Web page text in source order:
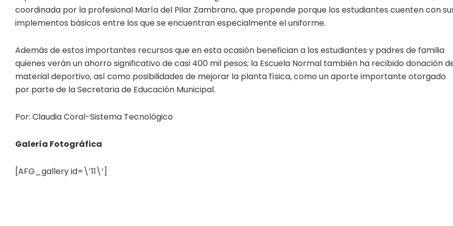
coordinada por la profesional María del Pilar Zambrano, que propende porque los estudiantes cuenten con
implementos básicos entre los que se encuentran especialmente el uniforme.
Además de estos importantes recursos que en esta ocasión benefician a los estudiantes y padres de familia
quienes verán un ahorro significativo de casi 400 mil pesos; la Escuela Normal también ha recibido donación
material deportivo, así como posibilidades de mejorar la planta física, como un aporte importante otorgado
por parte de la Secretaria de Educación Municipal.
Por: Claudia Coral-Sistema Tecnológico
Galería Fotográfica
[AFG_gallery id=\’11\’]